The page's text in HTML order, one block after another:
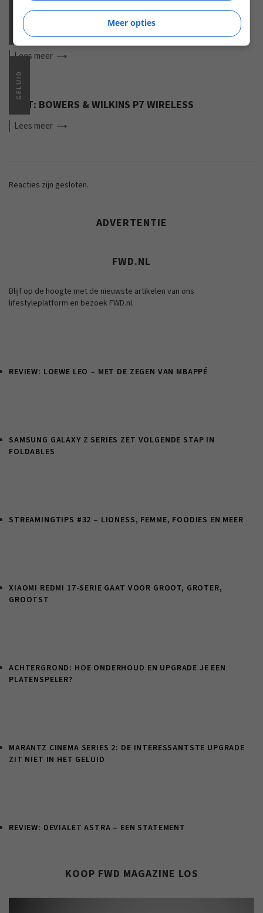
GELUID
DRAADLOZE ANC HOOFDTELEFOON VAN TEUFEL
Lees meer
GELUID
TEST: BOWERS & WILKINS P7 WIRELESS
Lees meer
Reacties zijn gesloten.
ADVERTENTIE
FWD.NL
Blijf op de hoogte met de nieuwste artikelen van ons
lifestyleplatform en bezoek FWD.nl.
REVIEW: LOEWE LEO – MET DE ZEGEN VAN MBAPPÉ
SAMSUNG GALAXY Z SERIES ZET VOLGENDE STAP IN
FOLDABLES
STREAMINGTIPS #32 – LIONESS, FEMME, FOODIES EN MEER
XIAOMI REDMI 17-SERIE GAAT VOOR GROOT, GROTER,
GROOTST
ACHTERGROND: HOE ONDERHOUD EN UPGRADE JE EEN
PLATENSPELER?
MARANTZ CINEMA SERIES 2: DE INTERESSANTSTE UPGRADE
ZIT NIET IN HET GELUID
REVIEW: DEVIALET ASTRA – EEN STATEMENT
KOOP FWD MAGAZINE LOS
Meer opties